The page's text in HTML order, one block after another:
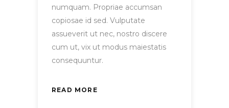
numquam. Propriae accumsan
copiosae id sed. Vulputate
assueverit ut nec, nostro discere
cum ut, vix ut modus maiestatis
consequuntur.
READ MORE